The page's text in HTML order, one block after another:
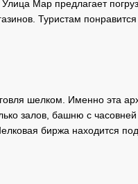
Мар предлагает
Туристам
шелком. Именно эта
залов, башню с
биржа находится